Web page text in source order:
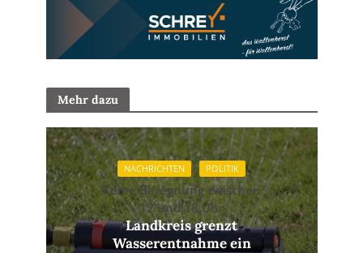
Mehr dazu
NACHRICHTEN POLITIK
Keine Beregnung zwischen
12 und 18 Uhr
Landkreis grenzt
Wasserentnahme ein